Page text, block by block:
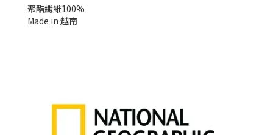
聚酯纖維100%
Made in 越南